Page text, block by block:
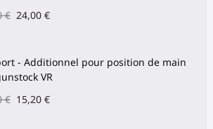
€ 24,00 €
- Additionnel pour position de main
VR
€ 15,20 €